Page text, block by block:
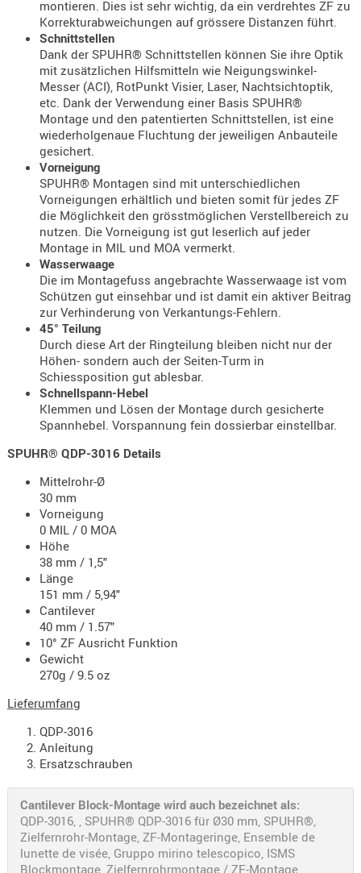
AUFSÄTZE
BÜRSTEN
UND
PELLETS
SPUHR -
montieren. Dies ist sehr wichtig, da ein verdrehtes ZF zu
Korrekturabweichungen auf grössere Distanzen führt.
Schnittstellen
Dank der SPUHR® Schnittstellen können Sie ihre Optik
mit zusätzlichen Hilfsmitteln wie Neigungswinkel-
Messer (ACI), RotPunkt Visier, Laser, Nachtsichtoptik,
etc. Dank der Verwendung einer Basis SPUHR®
Montage und den patentierten Schnittstellen, ist eine
wiederholgenaue Fluchtung der jeweiligen Anbauteile
gesichert.
Vorneigung
SPUHR® Montagen sind mit unterschiedlichen
Vorneigungen erhältlich und bieten somit für jedes ZF
die Möglichkeit den grösstmöglichen Verstellbereich zu
nutzen. Die Vorneigung ist gut leserlich auf jeder
Montage in MIL und MOA vermerkt.
Wasserwaage
Die im Montagefuss angebrachte Wasserwaage ist vom
Schützen gut einsehbar und ist damit ein aktiver Beitrag
zur Verhinderung von Verkantungs-Fehlern.
45° Teilung
Durch diese Art der Ringteilung bleiben nicht nur der
Höhen- sondern auch der Seiten-Turm in
Schiessposition gut ablesbar.
Schnellspann-Hebel
Klemmen und Lösen der Montage durch gesicherte
Spannhebel. Vorspannung fein dossierbar einstellbar.
SPUHR® QDP-3016 Details
Mittelrohr-Ø
30 mm
Vorneigung
0 MIL / 0 MOA
Höhe
38 mm / 1,5"
Länge
151 mm / 5,94"
Cantilever
40 mm / 1.57"
10° ZF Ausricht Funktion
Gewicht
270g / 9.5 oz
Lieferumfang
QDP-3016
Anleitung
Ersatzschrauben
Cantilever Block-Montage wird auch bezeichnet als:
QDP-3016, , SPUHR® QDP-3016 für Ø30 mm, SPUHR®,
Zielfernrohr-Montage, ZF-Montageringe, Ensemble de
lunette de visée, Gruppo mirino telescopico, ISMS
Blockmontage, Zielfernrohrmontage / ZF-Montage